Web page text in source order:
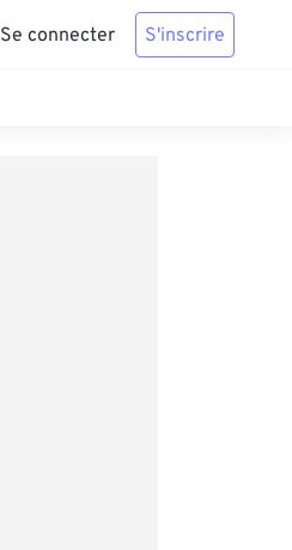
Se connecter S'inscrire